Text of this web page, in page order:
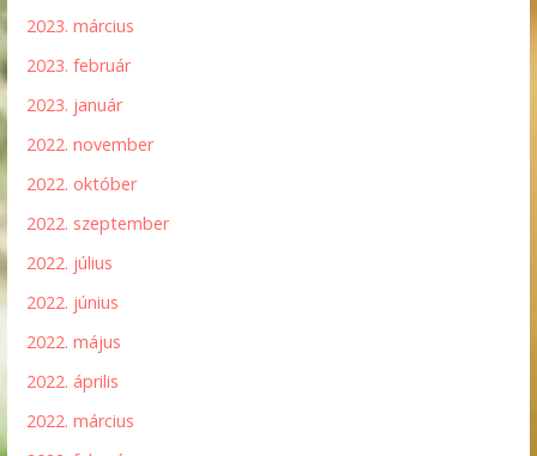
2023. március
2023. február
2023. január
2022. november
2022. október
2022. szeptember
2022. július
2022. június
2022. május
2022. április
2022. március